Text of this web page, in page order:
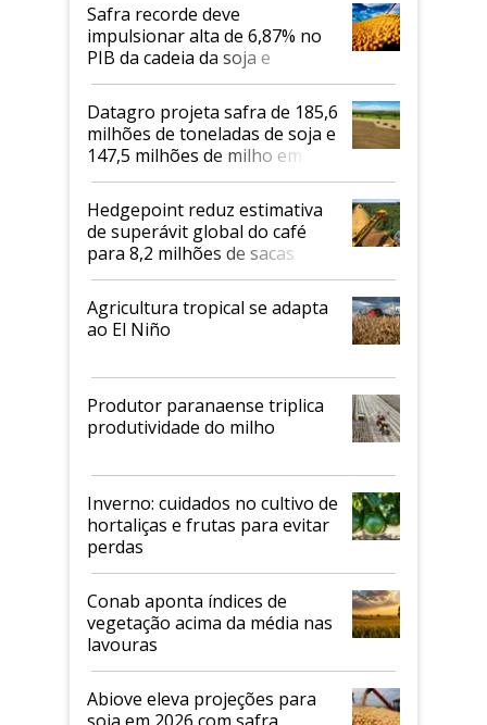
Safra recorde deve
impulsionar alta de 6,87% no
PIB da cadeia da soja e
biodiesel em 2026
Datagro projeta safra de 185,6
milhões de toneladas de soja e
147,5 milhões de milho em
2026/27
Hedgepoint reduz estimativa
de superávit global do café
para 8,2 milhões de sacas
Agricultura tropical se adapta
ao El Niño
Produtor paranaense triplica
produtividade do milho
Inverno: cuidados no cultivo de
hortaliças e frutas para evitar
perdas
Conab aponta índices de
vegetação acima da média nas
lavouras
Abiove eleva projeções para